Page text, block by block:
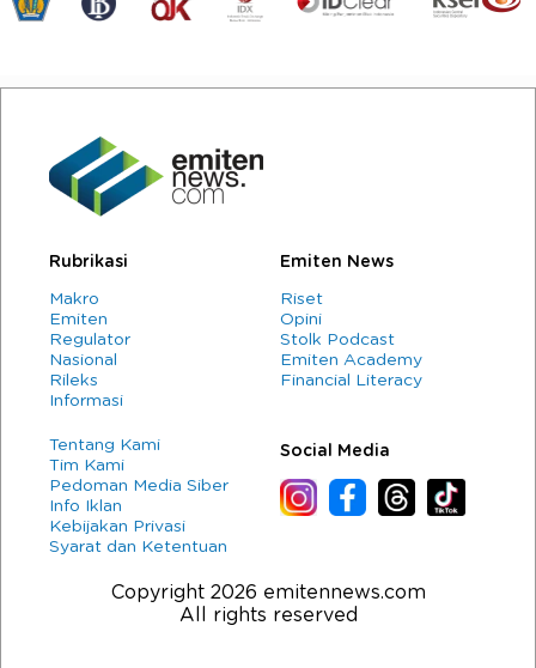
Rubrikasi
Makro
Emiten
Regulator
Nasional
Rileks
Informasi
Emiten News
Riset
Opini
Stolk Podcast
Emiten Academy
Financial Literacy
Tentang Kami
Tim Kami
Pedoman Media Siber
Info Iklan
Kebijakan Privasi
Syarat dan Ketentuan
Social Media
Copyright 2026 emitennews.com
All rights reserved